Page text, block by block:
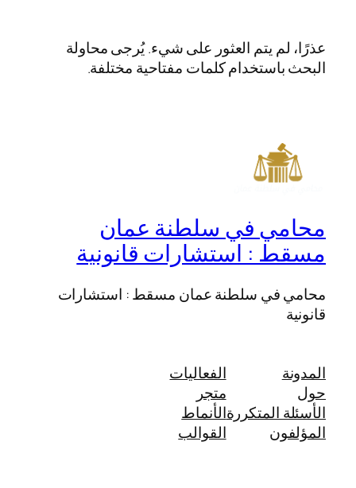
عذرًا، لم يتم العثور على شيء. يُرجى محاولة
البحث باستخدام كلمات مفتاحية مختلفة.
محامي في سلطنة عمان
مسقط : استشارات قانونية
محامي في سلطنة عمان مسقط : استشارات
قانونية
المدونة
حول
الأسئلة المتكررة
المؤلفون
الفعاليات
متجر
الأنماط
القوالب